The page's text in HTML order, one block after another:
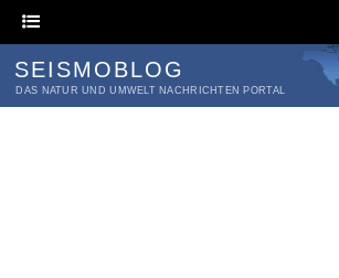
SEISMOBLOG
DAS NATUR UND UMWELT NACHRICHTEN PORTAL